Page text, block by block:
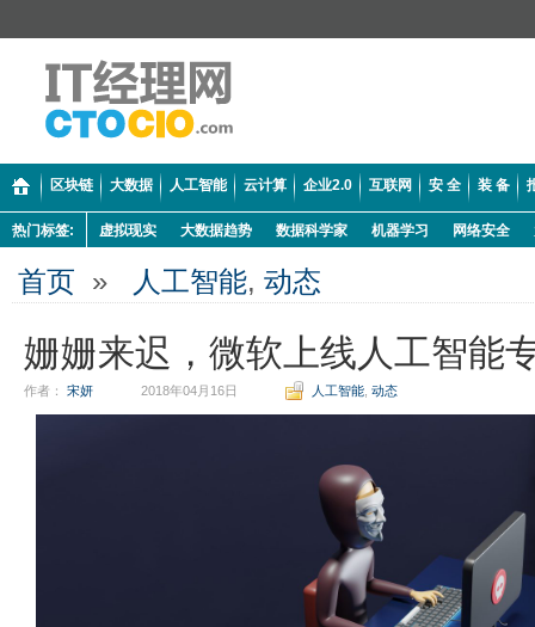
区块链 大数据 人工智能 云计算 企业2.0 互联网 安 全 装 备
热门标签: 虚拟现实 大数据趋势 数据科学家 机器学习 网络安全
首页 » 人工智能, 动态
姗姗来迟，微软上线人工智能
作者： 宋妍 2018年04月16日 人工智能 动态